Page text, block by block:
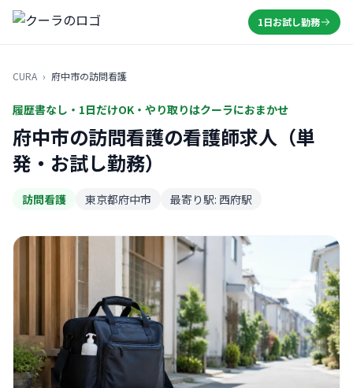
1日お試し勤務
CURA › 府中市の訪問看護
履歴書なし・1日だけOK・やり取りはクーラにおまかせ
府中市の訪問看護の看護師求人（単
発・お試し勤務）
訪問看護 東京都府中市 最寄り駅: 西府駅